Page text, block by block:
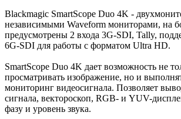
Blackmagic SmartScope Duo 4K -
независимыми Waveform мониторами, на
предусмотрены 2 входа 3G-SDI, Tally,
6G-SDI для работы с форматом Ultra HD.
SmartScope Duo 4K дает возможность не
просматривать изображение, но и
мониторинг видеосигнала. Позволяет
сигнала, вектороскоп, RGB- и YUV-
фазу и уровень звука.